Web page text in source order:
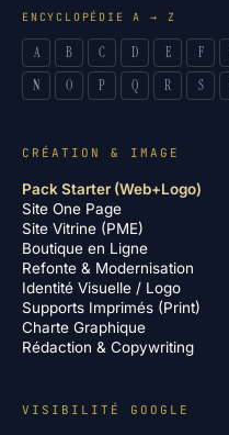
ENCYCLOPÉDIE A → Z
A B C D E F
N
O P Q R S
CRÉATION & IMAGE
Pack Starter (Web+Logo)
Site One Page
Site Vitrine (PME)
Boutique en Ligne
Refonte & Modernisation
Identité Visuelle / Logo
Supports Imprimés (Print)
Charte Graphique
Rédaction & Copywriting
VISIBILITÉ GOOGLE